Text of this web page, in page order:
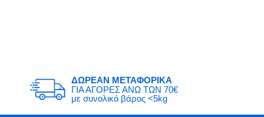
ΔΩΡΕΑΝ ΜΕΤΑΦΟΡΙΚΑ
ΓΙΑ ΑΓΟΡΕΣ ΑΝΩ ΤΩΝ 70€
με συνολικό βάρος <5kg